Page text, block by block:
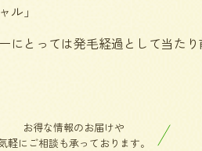
ル」
にとっては発毛経過として当た
お得な情報のお届けや
軽にご相談も承っております。